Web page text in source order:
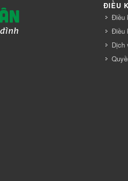
ĐIỀU
Điều
Điều
Dịch